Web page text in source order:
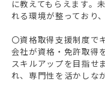
HOME
に教えてもらえます。
れる環境が整っており
〇資格取得支援制度で
会社が資格・免許取得
スキルアップを目指せ
れ、専門性を活かしな